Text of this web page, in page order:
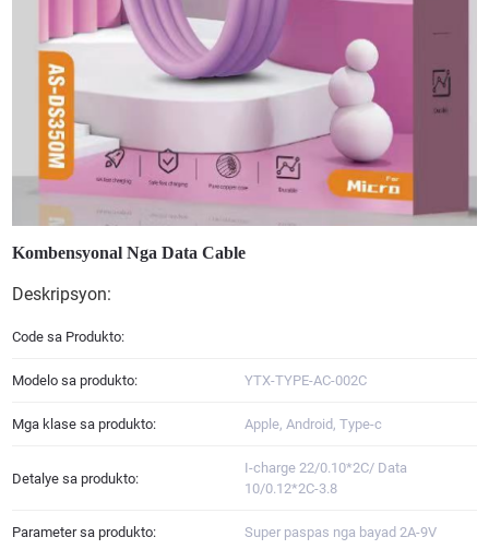
Kombensyonal Nga Data Cable
Deskripsyon:
Code sa Produkto:
Modelo sa produkto: YTX-TYPE-AC-002C
Mga klase sa produkto: Apple, Android, Type-c
Detalye sa produkto:
I-charge 22/0.10*2C/ Data
10/0.12*2C-3.8
Parameter sa produkto: Super paspas nga bayad 2A-9V